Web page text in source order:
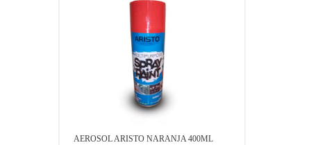
AEROSOL ARISTO NARANJA 400ML